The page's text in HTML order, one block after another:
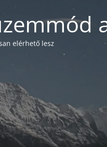
elérhető lesz